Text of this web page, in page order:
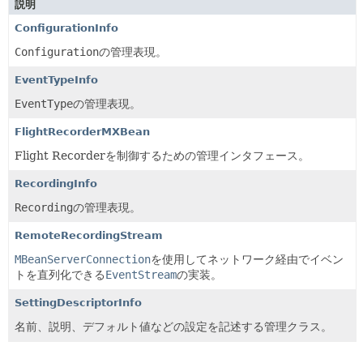
説明
ConfigurationInfo
Configurationの管理表現。
EventTypeInfo
EventTypeの管理表現。
FlightRecorderMXBean
Flight Recorderを制御するための管理インタフェース。
RecordingInfo
Recordingの管理表現。
RemoteRecordingStream
MBeanServerConnectionを使用してネットワーク経由でイベン
トを直列化できるEventStreamの実装。
SettingDescriptorInfo
名前、説明、デフォルト値などの設定を記述する管理クラス。